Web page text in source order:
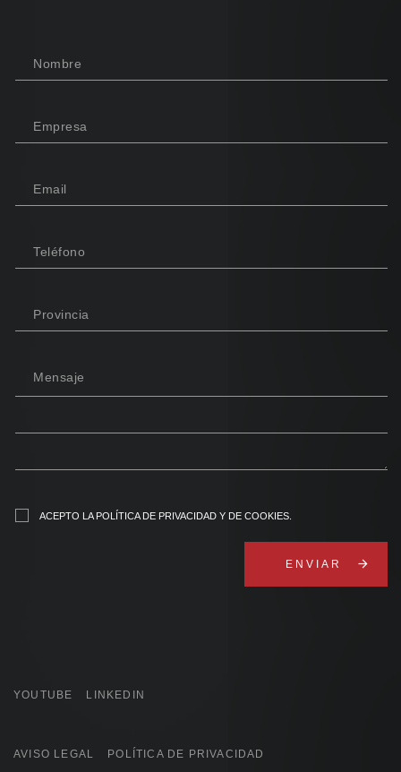
Nombre
Empresa
Email
Teléfono
Provincia
Mensaje
ACEPTO LA POLÍTICA DE PRIVACIDAD Y DE COOKIES
arrow_forward
YOUTUBE LINKEDIN
AVISO LEGAL POLÍTICA DE PRIVACIDAD